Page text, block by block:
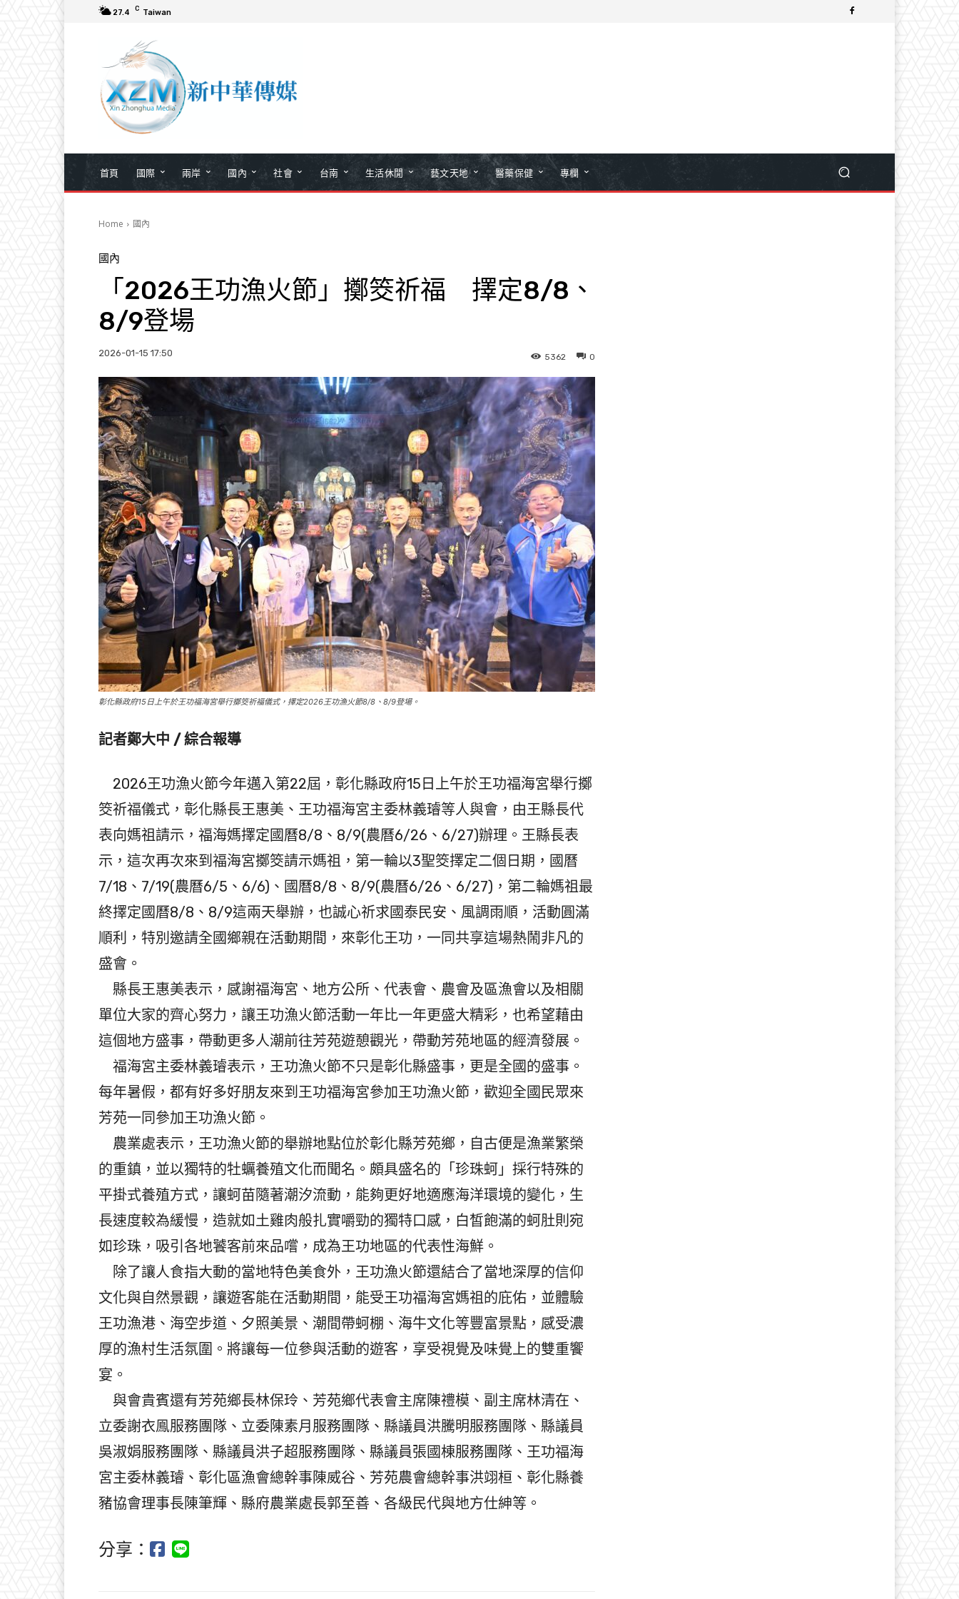
27.4 C Taiwan
首頁 國際 兩岸 國內 社會 台南 生活休閒 藝文天地 醫藥保健 專欄
Home 國內
國內
「2026王功漁火節」擲筊祈福 擇定8/8、
8/9登場
2026-01-15 17:50 0
5362
彰化縣政府15日上午於王功福海宮舉行擲筊祈福儀式，擇定2026王功漁火節8/8、8/9登場。
記者鄭大中 / 綜合報導
2026王功漁火節今年邁入第22屆，彰化縣政府15日上午於王功福海宮舉行擲
筊祈福儀式，彰化縣長王惠美、王功福海宮主委林義璿等人與會，由王縣長代
表向媽祖請示，福海媽擇定國曆8/8、8/9(農曆6/26、6/27)辦理。王縣長表
示，這次再次來到福海宮擲筊請示媽祖，第一輪以3聖筊擇定二個日期，國曆
7/18、7/19(農曆6/5、6/6)、國曆8/8、8/9(農曆6/26、6/27)，第二輪媽祖最
終擇定國曆8/8、8/9這兩天舉辦，也誠心祈求國泰民安、風調雨順，活動圓滿
順利，特別邀請全國鄉親在活動期間，來彰化王功，一同共享這場熱鬧非凡的
盛會。
縣長王惠美表示，感謝福海宮、地方公所、代表會、農會及區漁會以及相關
單位大家的齊心努力，讓王功漁火節活動一年比一年更盛大精彩，也希望藉由
這個地方盛事，帶動更多人潮前往芳苑遊憩觀光，帶動芳苑地區的經濟發展。
福海宮主委林義璿表示，王功漁火節不只是彰化縣盛事，更是全國的盛事。
每年暑假，都有好多好朋友來到王功福海宮參加王功漁火節，歡迎全國民眾來
芳苑一同參加王功漁火節。
農業處表示，王功漁火節的舉辦地點位於彰化縣芳苑鄉，自古便是漁業繁榮
的重鎮，並以獨特的牡蠣養殖文化而聞名。頗具盛名的「珍珠蚵」採行特殊的
平掛式養殖方式，讓蚵苗隨著潮汐流動，能夠更好地適應海洋環境的變化，生
長速度較為緩慢，造就如土雞肉般扎實嚼勁的獨特口感，白皙飽滿的蚵肚則宛
如珍珠，吸引各地饕客前來品嚐，成為王功地區的代表性海鮮。
除了讓人食指大動的當地特色美食外，王功漁火節還結合了當地深厚的信仰
文化與自然景觀，讓遊客能在活動期間，能受王功福海宮媽祖的庇佑，並體驗
王功漁港、海空步道、夕照美景、潮間帶蚵棚、海牛文化等豐富景點，感受濃
厚的漁村生活氛圍。將讓每一位參與活動的遊客，享受視覺及味覺上的雙重饗
宴。
與會貴賓還有芳苑鄉長林保玲、芳苑鄉代表會主席陳禮模、副主席林清在、
立委謝衣鳯服務團隊、立委陳素月服務團隊、縣議員洪騰明服務團隊、縣議員
吳淑娟服務團隊、縣議員洪子超服務團隊、縣議員張國棟服務團隊、王功福海
宮主委林義璿、彰化區漁會總幹事陳威谷、芳苑農會總幹事洪翊桓、彰化縣養
豬協會理事長陳筆輝、縣府農業處長郭至善、各級民代與地方仕紳等。
分享：